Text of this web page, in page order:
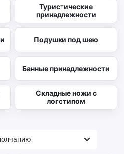
Туристические
принадлежности
Подушки под шею
Банные принадлежности
Складные ножи с
логотипом